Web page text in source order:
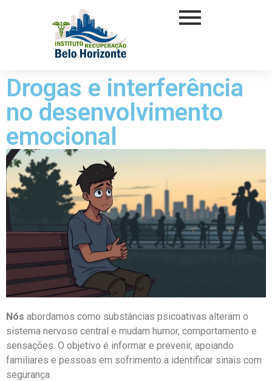
Drogas e interferência
no desenvolvimento
emocional
Nós abordamos como substâncias psicoativas alteram o
sistema nervoso central e mudam humor, comportamento e
sensações. O objetivo é informar e prevenir, apoiando
familiares e pessoas em sofrimento a identificar sinais com
segurança.